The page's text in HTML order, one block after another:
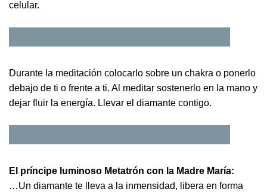
celular.
Durante la meditación colocarlo sobre un chakra o ponerlo
debajo de ti o frente a ti. Al meditar sostenerlo en la mano y
dejar fluir la energía. Llevar el diamante contigo.
El príncipe luminoso Metatrón con la Madre María:
…Un diamante te lleva a la inmensidad, libera en forma